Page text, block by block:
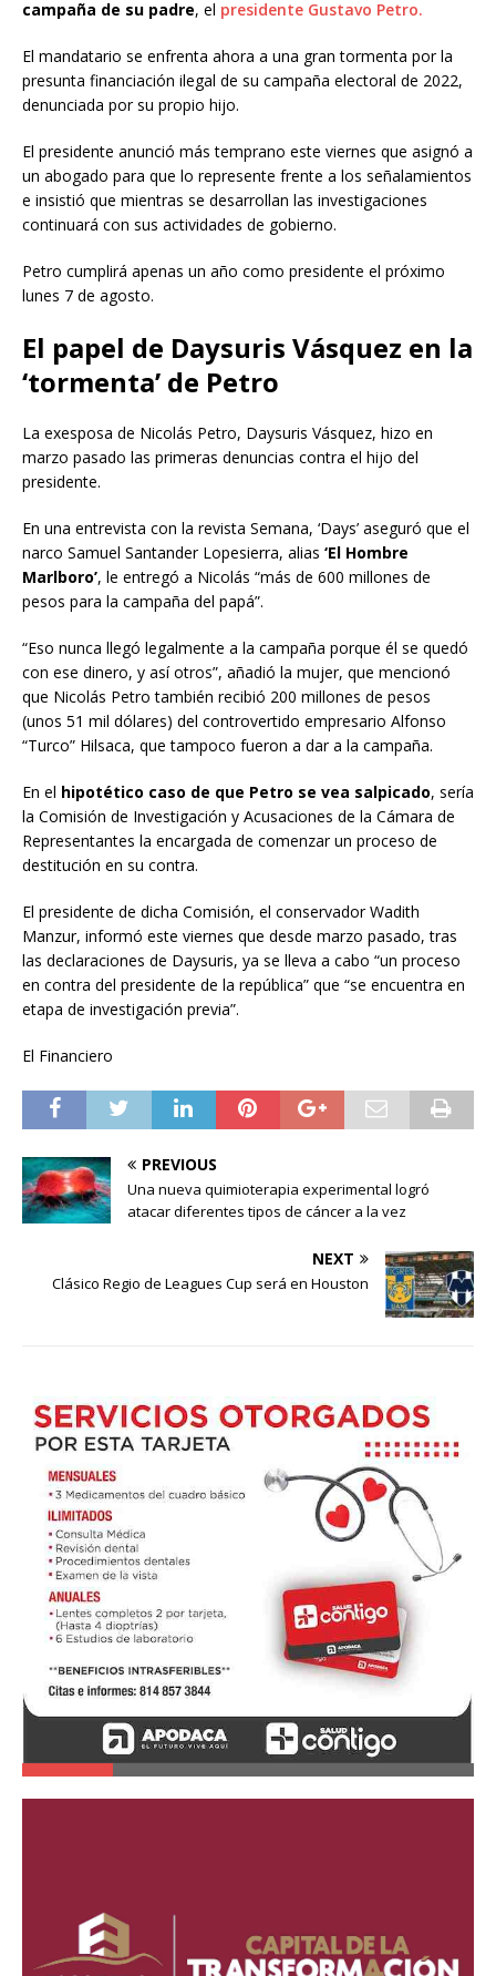
campaña de su padre, el presidente Gustavo Petro.
El mandatario se enfrenta ahora a una gran tormenta por la
presunta financiación ilegal de su campaña electoral de 2022,
denunciada por su propio hijo.
El presidente anunció más temprano este viernes que asignó a
un abogado para que lo represente frente a los señalamientos
e insistió que mientras se desarrollan las investigaciones
continuará con sus actividades de gobierno.
Petro cumplirá apenas un año como presidente el próximo
lunes 7 de agosto.
El papel de Daysuris Vásquez en la
‘tormenta’ de Petro
La exesposa de Nicolás Petro, Daysuris Vásquez, hizo en
marzo pasado las primeras denuncias contra el hijo del
presidente.
En una entrevista con la revista Semana, ‘Days’ aseguró que el
narco Samuel Santander Lopesierra, alias ‘El Hombre
Marlboro’, le entregó a Nicolás “más de 600 millones de
pesos para la campaña del papá”.
“Eso nunca llegó legalmente a la campaña porque él se quedó
con ese dinero, y así otros”, añadió la mujer, que mencionó
que Nicolás Petro también recibió 200 millones de pesos
(unos 51 mil dólares) del controvertido empresario Alfonso
“Turco” Hilsaca, que tampoco fueron a dar a la campaña.
En el hipotético caso de que Petro se vea salpicado, sería
la Comisión de Investigación y Acusaciones de la Cámara de
Representantes la encargada de comenzar un proceso de
destitución en su contra.
El presidente de dicha Comisión, el conservador Wadith
Manzur, informó este viernes que desde marzo pasado, tras
las declaraciones de Daysuris, ya se lleva a cabo “un proceso
en contra del presidente de la república” que “se encuentra en
etapa de investigación previa”.
El Financiero
PREVIOUS
Una nueva quimioterapia experimental logró
atacar diferentes tipos de cáncer a la vez
NEXT
Clásico Regio de Leagues Cup será en Houston